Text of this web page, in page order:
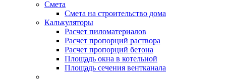
Смета
Смета на строительство дома
Калькуляторы
Расчет пиломатериалов
Расчет пропорций раствора
Расчет пропорций бетона
Площадь окна в котельной
Площадь сечения вентканала